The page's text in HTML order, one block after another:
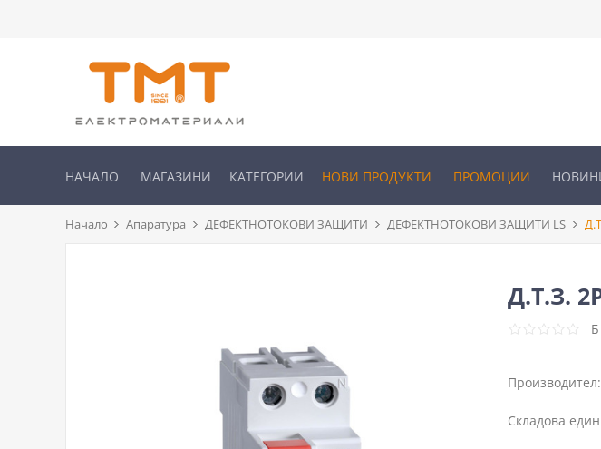
НАЧАЛО МАГАЗИНИ КАТЕГОРИИ НОВИ ПРОДУКТИ ПРОМОЦИИ
Начало Апаратура ДЕФЕКТНОТОКОВИ ЗАЩИТИ ДЕФЕКТНОТОКОВИ ЗАЩИТИ LS
Д.Т.З.
Производител:
Складова